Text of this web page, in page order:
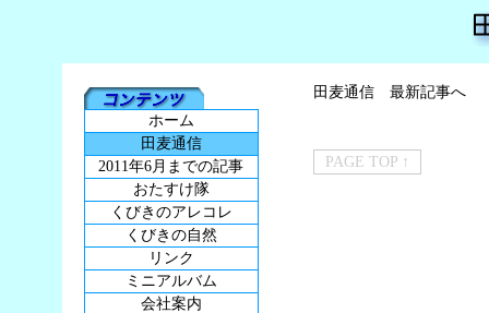
ホーム
田麦通信
2011年6月までの記事
おたすけ隊
くびきのアレコレ
くびきの自然
リンク
ミニアルバム
会社案内
田麦通信 最新記事へ
PAGE TOP ↑